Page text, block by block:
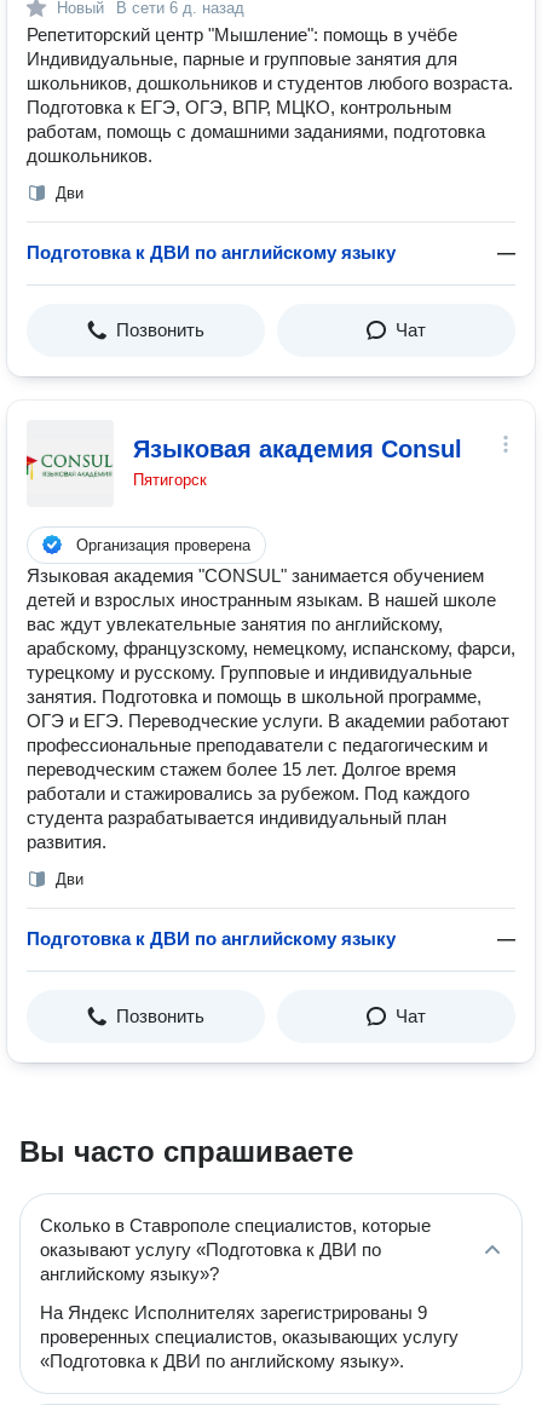
Новый В сети 6 д. назад
Репетиторский центр "Мышление": помощь в учёбе
Индивидуальные, парные и групповые занятия для
школьников, дошкольников и студентов любого возраста.
Подготовка к ЕГЭ, ОГЭ, ВПР, МЦКО, контрольным
работам, помощь с домашними заданиями, подготовка
дошкольников.
Дви
Подготовка к ДВИ по английскому языку —
Позвонить Чат
Языковая академия Consul
Пятигорск
Организация проверена
Языковая академия "CONSUL" занимается обучением
детей и взрослых иностранным языкам. В нашей школе
вас ждут увлекательные занятия по английскому,
арабскому, французскому, немецкому, испанскому, фарси,
турецкому и русскому. Групповые и индивидуальные
занятия. Подготовка и помощь в школьной программе,
ОГЭ и ЕГЭ. Переводческие услуги. В академии работают
профессиональные преподаватели с педагогическим и
переводческим стажем более 15 лет. Долгое время
работали и стажировались за рубежом. Под каждого
студента разрабатывается индивидуальный план
развития.
Дви
Подготовка к ДВИ по английскому языку —
Позвонить Чат
Вы часто спрашиваете
Сколько в Ставрополе специалистов, которые
оказывают услугу «Подготовка к ДВИ по
английскому языку»?
На Яндекс Исполнителях зарегистрированы 9
проверенных специалистов, оказывающих услугу
«Подготовка к ДВИ по английскому языку».